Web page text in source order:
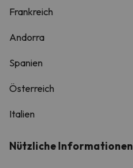
Frankreich
Andorra
Spanien
Österreich
Italien
Nützliche Informationen